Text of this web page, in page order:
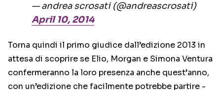
— andrea scrosati (@andreascrosati)
April 10, 2014
Torna quindi il primo giudice dall’edizione 2013 in
attesa di scoprire se Elio, Morgan e Simona Ventura
confermeranno la loro presenza anche quest’anno,
con un’edizione che facilmente potrebbe partire -